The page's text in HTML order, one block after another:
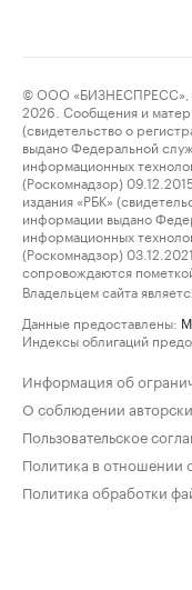
© ООО «БИЗНЕСПРЕСС»,
2026. Сообщения и
(свидетельство о
выдано Федеральной
информационных
(Роскомнадзор)
издания «РБК»
информации выдано
информационных
(Роскомнадзор)
сопровождаются
Владельцем сайта
Данные предоставлены:
Индексы облигаций
Информация об
О соблюдении
Пользовательское
Политика в отношении
Политика обработки